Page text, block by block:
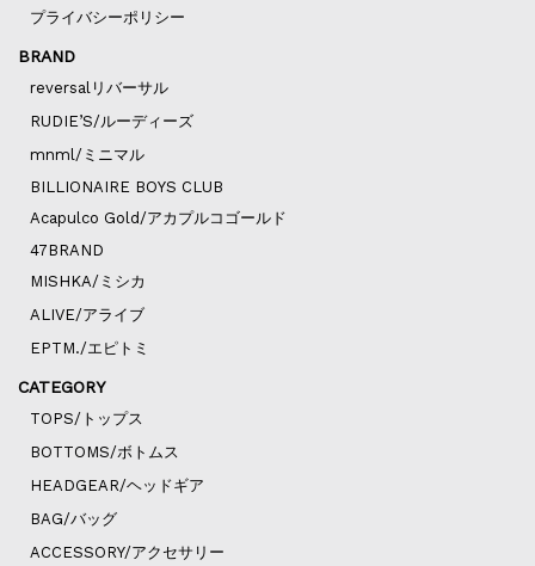
プライバシーポリシー
BRAND
reversalリバーサル
RUDIE’S/ルーディーズ
mnml/ミニマル
BILLIONAIRE BOYS CLUB
Acapulco Gold/アカプルコゴールド
47BRAND
MISHKA/ミシカ
ALIVE/アライブ
EPTM./エピトミ
CATEGORY
TOPS/トップス
BOTTOMS/ボトムス
HEADGEAR/ヘッドギア
BAG/バッグ
ACCESSORY/アクセサリー